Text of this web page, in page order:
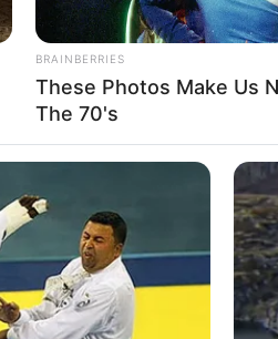
BRAINBERRIES
These Photos Make Us
The 70's